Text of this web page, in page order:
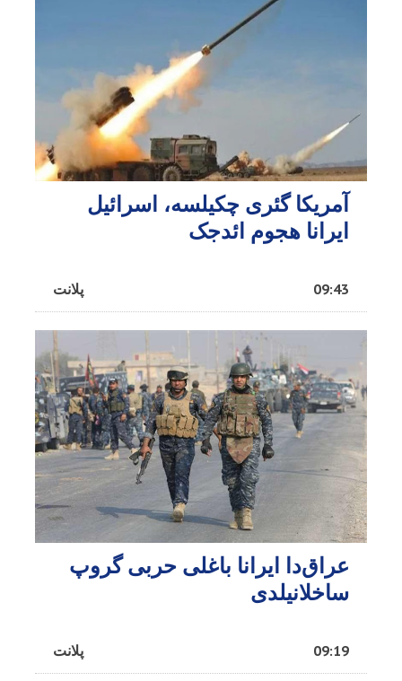
آمریکا گئری چکیلسه، اسرائیل
ایرانا هجوم ائد‌جک
پلانت 09:43
عراق‌دا ایرانا باغلی حربی گروپ
ساخلانیلدی
پلانت 09:19